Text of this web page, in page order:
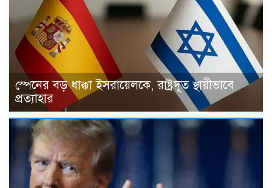
স্পেনের বড় ধাক্কা ইসরায়েলকে, রাষ্ট্রদূত স্থায়ীভাবে
প্রত্যাহার